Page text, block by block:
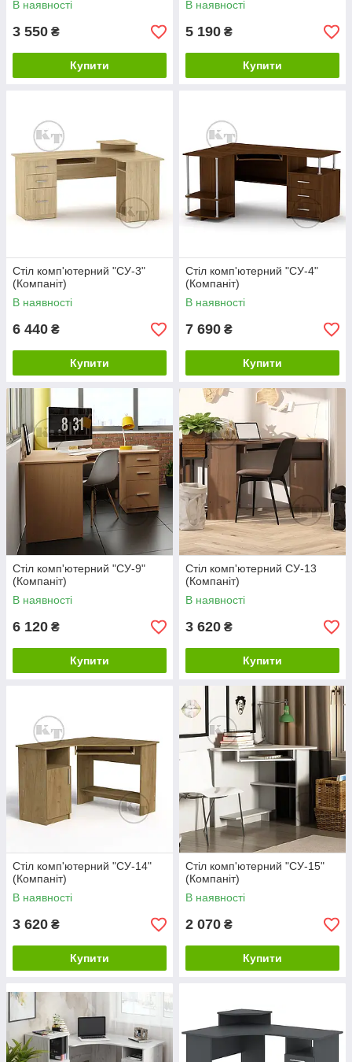
В наявності
3 550 ₴
Купити
В наявності
5 190 ₴
Купити
Стіл комп'ютерний "СУ-3"
(Компаніт)
В наявності
6 440 ₴
Купити
Стіл комп'ютерний "СУ-4"
(Компаніт)
В наявності
7 690 ₴
Купити
Стіл комп'ютерний "СУ-9"
(Компаніт)
В наявності
6 120 ₴
Купити
Стіл комп'ютерний СУ-13
(Компаніт)
В наявності
3 620 ₴
Купити
Стіл комп'ютерний "СУ-14"
(Компаніт)
В наявності
3 620 ₴
Купити
Стіл комп'ютерний "СУ-15"
(Компаніт)
В наявності
2 070 ₴
Купити